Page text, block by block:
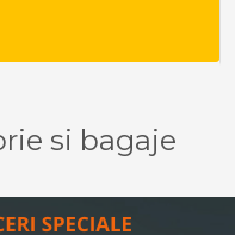
si bagaje